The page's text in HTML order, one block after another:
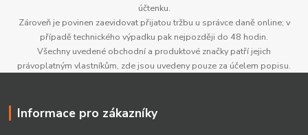
účtenku.
Zároveň je povinen zaevidovat přijatou tržbu u správce daně online; v
případě technického výpadku pak nejpozději do 48 hodin.
Všechny uvedené obchodní a produktové značky patří jejich
právoplatným vlastníkům, zde jsou uvedeny pouze za účelem popisu.
Informace pro zákazníky